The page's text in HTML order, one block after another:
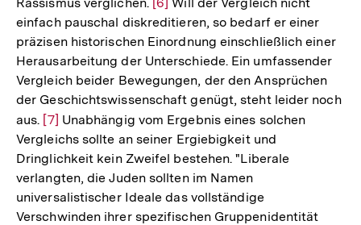
Auflösung
der
Fußnote
einfach pauschal diskreditieren, so bedarf er einer
präzisen historischen Einordnung einschließlich einer
Herausarbeitung der Unterschiede. Ein umfassender
Vergleich beider Bewegungen, der den Ansprüchen
der Geschichtswissenschaft genügt, steht leider noch
aus. Zur
Auflösung
der
Fußnote
[7] Unabhängig vom Ergebnis eines solchen
Vergleichs sollte an seiner Ergiebigkeit und
Dringlichkeit kein Zweifel bestehen. "Liberale
verlangten, die Juden sollten im Namen
universalistischer Ideale das vollständige
Verschwinden ihrer spezifischen Gruppenidentität